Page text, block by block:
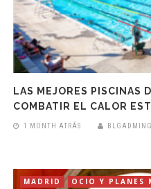
LAS MEJORES PISCINAS
COMBATIR EL CALOR
1 MONTH ATRÁS
MADRID OCIO Y PLANES